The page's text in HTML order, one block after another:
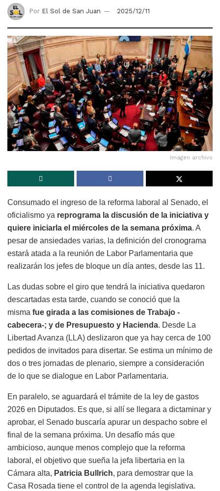
Por El Sol de San Juan 2025/12/11
Imagen archivo
Consumado el ingreso de la reforma laboral al Senado, el
oficialismo ya reprograma la discusión de la iniciativa y
quiere iniciarla el miércoles de la semana próxima. A
pesar de ansiedades varias, la definición del cronograma
estará atada a la reunión de Labor Parlamentaria que
realizarán los jefes de bloque un día antes, desde las 11.
Las dudas sobre el giro que tendrá la iniciativa quedaron
descartadas esta tarde, cuando se conoció que la
misma fue girada a las comisiones de Trabajo -
cabecera-; y de Presupuesto y Hacienda. Desde La
Libertad Avanza (LLA) deslizaron que ya hay cerca de 100
pedidos de invitados para disertar. Se estima un mínimo de
dos o tres jornadas de plenario, siempre a consideración
de lo que se dialogue en Labor Parlamentaria.
En paralelo, se aguardará el trámite de la ley de gastos
2026 en Diputados. Es que, si allí se llegara a dictaminar y
aprobar, el Senado buscaría apurar un despacho sobre el
final de la semana próxima. Un desafío más que
ambicioso, aunque menos complejo que la reforma
laboral, el objetivo que sueña la jefa libertaria en la
Cámara alta, Patricia Bullrich, para demostrar que la
Casa Rosada tiene el control de la agenda legislativa.